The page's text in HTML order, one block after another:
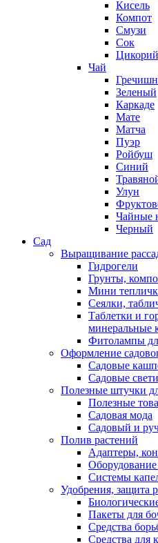
Кисель
Компот
Смузи
Сок
Цикорий
Чай
Зеленый
Каркаде
Мате
Матча
Пуэр
Ройбуш
Синий
Улун
Чайные
Черный
Сад
Выращивание
Гидрогели
Грунты,
Мини
Сеялки,
Таблетки и
минеральные
Фитолампы
Оформление
Садовые
Садовые
Полезные штучки
Полезные
Садовая мода
Садовый и
Полив растений
Адаптеры,
Системы
Удобрения, защита
Пакеты для
Средства
Средства для